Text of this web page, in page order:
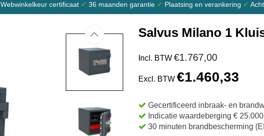
Webwinkelkeur certificaat ✔ 36 maanden garantie ✔ Plaatsing en verankering ✔
Salvus Milano 1
Incl. BTW €1.767,00
Excl. BTW €1.460,33
Gecertificeerd inbraak- en
Indicatie waardeberging €
30 minuten brandbescherming